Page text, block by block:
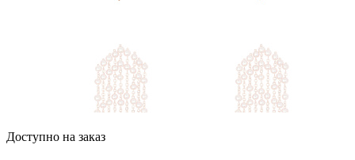
Доступно на заказ